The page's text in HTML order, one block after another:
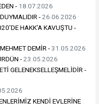
- 18.07.2026
-26.06.2026
HAKK’A KAVUŞTU -
DEMİR -31.05.2026
-23.05.2026
GELENEKSELLEŞMELİDİR -
KENDİ EVLERİNE